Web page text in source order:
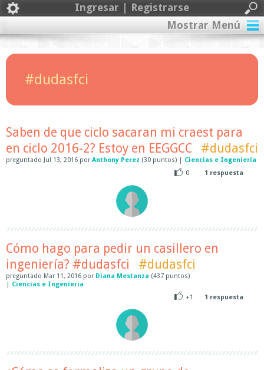
Ingresar | Registrarse
Mostrar Menú
#dudasfci
Saben de que ciclo sacaran mi craest para
en ciclo 2016-2? Estoy en EEGGCC
#dudasfci
preguntado Jul 13, 2016 por Anthony Perez (30 puntos) | Ciencias e Ingeniería
0
1 respuesta
Cómo hago para pedir un casillero en
ingeniería? #dudasfci
#dudasfci
preguntado Mar 11, 2016 por Diana Mestanza (437 puntos)
| Ciencias e Ingeniería
+1
1 respuesta